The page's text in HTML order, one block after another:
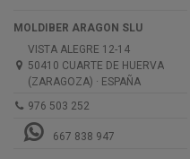
MOLDIBER ARAGON SLU
VISTA ALEGRE 12-14
50410 CUARTE DE HUERVA
(ZARAGOZA) · ESPAÑA
976 503 252
667 838 947